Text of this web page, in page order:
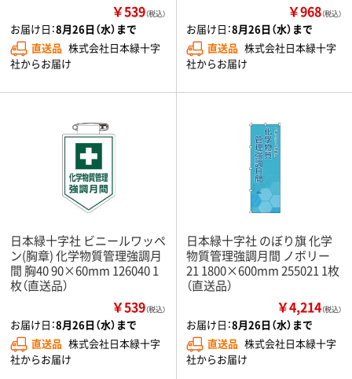
￥539（税込）
お届け日：8月26日（水）まで
直送品 株式会社日本緑十字
社からお届け
￥968（税込）
お届け日：8月26日（水）まで
直送品 株式会社日本緑十字
社からお届け
日本緑十字社 ビニールワッペ
ン(胸章) 化学物質管理強調月
間 胸40 90×60mm 126040 1
枚（直送品）
￥539（税込）
お届け日：8月26日（水）まで
直送品 株式会社日本緑十字
社からお届け
日本緑十字社 のぼり旗 化学
物質管理強調月間 ノボリー
21 1800×600mm 255021 1枚
（直送品）
￥4,214（税込）
お届け日：8月26日（水）まで
直送品 株式会社日本緑十字
社からお届け